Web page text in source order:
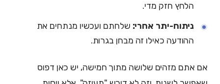
הלחץ חזק מדי.
ניתוח-יתר אחרי: שלחתם ועכשיו מנתחים את
ההודעה כאילו זה מבחן בגרות.
אם אתם מזהים שלושה מתוך חמישה, יש כאן דפוס